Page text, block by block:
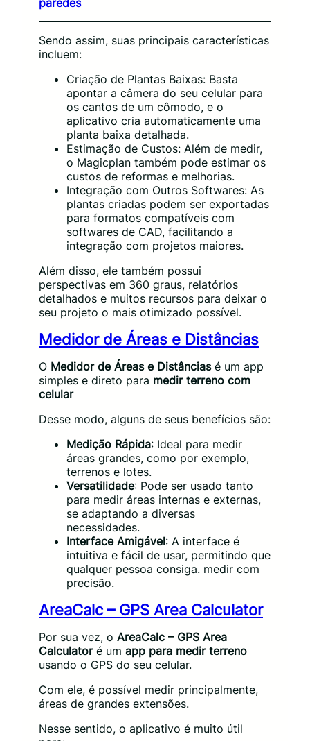
paredes
Sendo assim, suas principais características
incluem:
Criação de Plantas Baixas: Basta
apontar a câmera do seu celular para
os cantos de um cômodo, e o
aplicativo cria automaticamente uma
planta baixa detalhada.
Estimação de Custos: Além de medir,
o Magicplan também pode estimar os
custos de reformas e melhorias.
Integração com Outros Softwares: As
plantas criadas podem ser exportadas
para formatos compatíveis com
softwares de CAD, facilitando a
integração com projetos maiores.
Além disso, ele também possui
perspectivas em 360 graus, relatórios
detalhados e muitos recursos para deixar o
seu projeto o mais otimizado possível.
Medidor de Áreas e Distâncias
O Medidor de Áreas e Distâncias é um app
simples e direto para medir terreno com
celular
Desse modo, alguns de seus benefícios são:
Medição Rápida: Ideal para medir
áreas grandes, como por exemplo,
terrenos e lotes.
Versatilidade: Pode ser usado tanto
para medir áreas internas e externas,
se adaptando a diversas
necessidades.
Interface Amigável: A interface é
intuitiva e fácil de usar, permitindo que
qualquer pessoa consiga. medir com
precisão.
AreaCalc – GPS Area Calculator
Por sua vez, o AreaCalc – GPS Area
Calculator é um app para medir terreno
usando o GPS do seu celular.
Com ele, é possível medir principalmente,
áreas de grandes extensões.
Nesse sentido, o aplicativo é muito útil